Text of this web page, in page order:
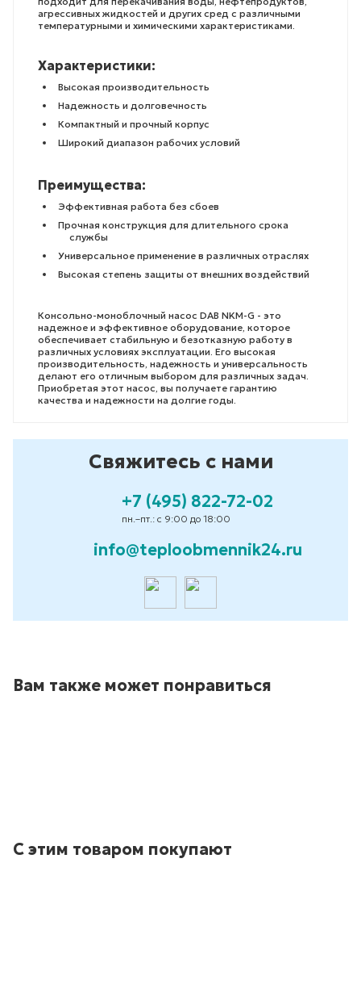
агрессивных жидкостей и других сред с различными
температурными и химическими характеристиками.
Характеристики:
Высокая производительность
Надежность и долговечность
Компактный и прочный корпус
Широкий диапазон рабочих условий
Преимущества:
Эффективная работа без сбоев
Прочная конструкция для длительного срока
службы
Универсальное применение в различных отраслях
Высокая степень защиты от внешних воздействий
Консольно-моноблочный насос DAB NKM-G - это
надежное и эффективное оборудование, которое
обеспечивает стабильную и безотказную работу в
различных условиях эксплуатации. Его высокая
производительность, надежность и универсальность
делают его отличным выбором для различных задач.
Приобретая этот насос, вы получаете гарантию
качества и надежности на долгие годы.
Свяжитесь с нами
+7 (495) 822-72-02
пн.–пт.: с 9:00 до 18:00
info@teploobmennik24.ru
Вам также может понравиться
С этим товаром покупают